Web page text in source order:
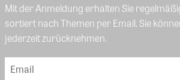
Mit der Anmeldung erhalten Sie
sortiert nach Themen per Email. Sie
jederzeit zurücknehmen.